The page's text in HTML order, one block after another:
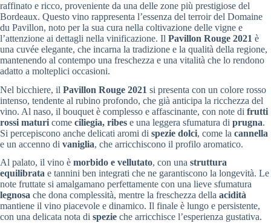
raffinato e ricco, proveniente da una delle zone più prestigiose del
Bordeaux. Questo vino rappresenta l’essenza del terroir del Domaine
du Pavillon, noto per la sua cura nella coltivazione delle vigne e
l’attenzione ai dettagli nella vinificazione. Il Pavillon Rouge 2021 è
una cuvée elegante, che incarna la tradizione e la qualità della regione,
mantenendo al contempo una freschezza e una vitalità che lo rendono
adatto a molteplici occasioni.
Nel bicchiere, il Pavillon Rouge 2021 si presenta con un colore rosso
intenso, tendente al rubino profondo, che già anticipa la ricchezza del
vino. Al naso, il bouquet è complesso e affascinante, con note di frutti
rossi maturi come ciliegia, ribes e una leggera sfumatura di prugna.
Si percepiscono anche delicati aromi di spezie dolci, come la cannella
e un accenno di vaniglia, che arricchiscono il profilo aromatico.
Al palato, il vino è morbido e vellutato, con una struttura
equilibrata e tannini ben integrati che ne garantiscono la longevità. Le
note fruttate si amalgamano perfettamente con una lieve sfumatura
legnosa che dona complessità, mentre la freschezza della acidità
mantiene il vino piacevole e dinamico. Il finale è lungo e persistente,
con una delicata nota di spezie che arricchisce l’esperienza gustativa.